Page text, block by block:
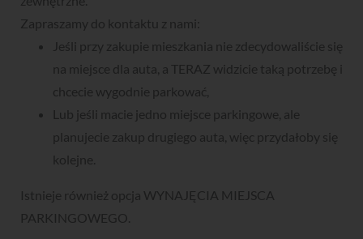
Zapraszamy do kontaktu z nami:
Jeśli przy zakupie mieszkania nie zdecydowaliście się
na miejsce dla auta, a TERAZ widzicie taką potrzebę i
chcecie wygodnie parkować,
Lub jeśli macie jedno miejsce parkingowe, ale
planujecie zakup drugiego auta, więc przydałoby się
kolejne.
Istnieje również opcja WYNAJĘCIA MIEJSCA
PARKINGOWEGO.